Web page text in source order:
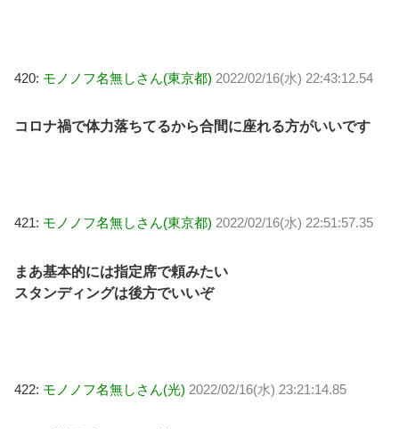
420: モノノフ名無しさん(東京都) 2022/02/16(水) 22:43:12.54
コロナ禍で体力落ちてるから合間に座れる方がいいです
421: モノノフ名無しさん(東京都) 2022/02/16(水) 22:51:57.35
まあ基本的には指定席で頼みたい
スタンディングは後方でいいぞ
422: モノノフ名無しさん(光) 2022/02/16(水) 23:21:14.85